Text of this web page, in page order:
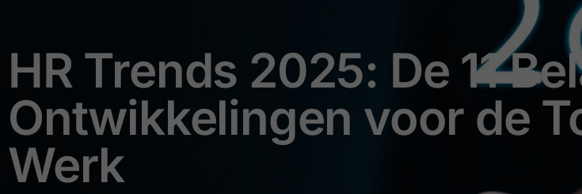
HR Trends 2025: De 11
Ontwikkelingen voor de
Werk